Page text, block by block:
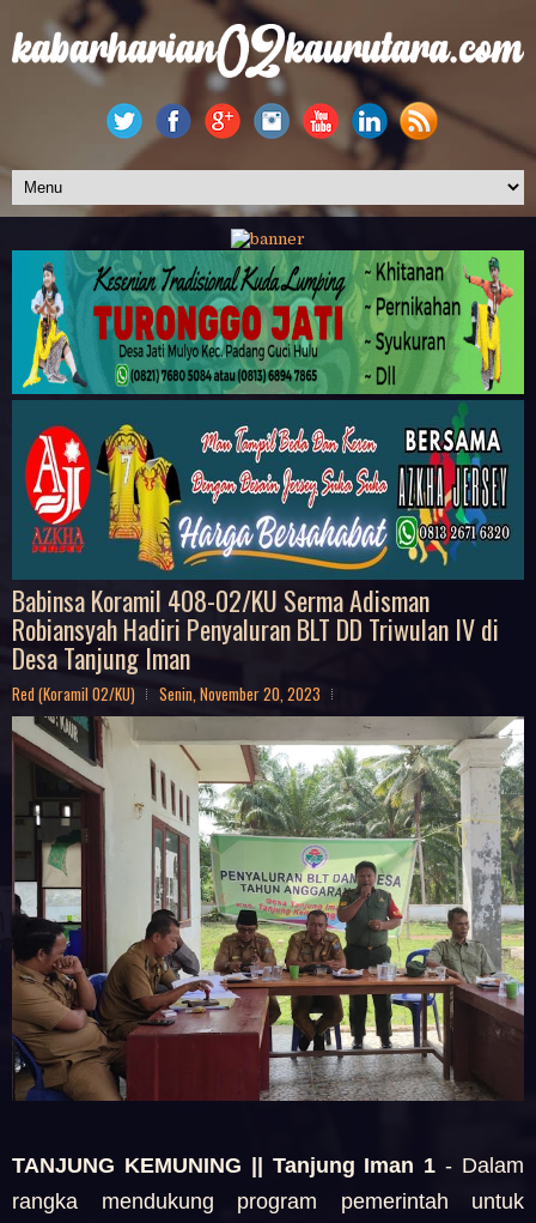
Babinsa Koramil 408-02/KU Serma Adisman
Robiansyah Hadiri Penyaluran BLT DD Triwulan IV di
Desa Tanjung Iman
Red (Koramil 02/KU) Senin, November 20, 2023
TANJUNG KEMUNING || Tanjung Iman 1 - Dalam
rangka mendukung program pemerintah untuk